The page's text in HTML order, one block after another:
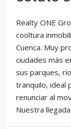
Realty ONE
cooltura
Cuenca. Muy
ciudades más
sus parques,
tranquilo, ideal
renunciar al
Nuestra